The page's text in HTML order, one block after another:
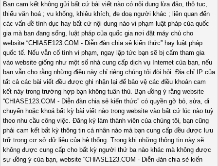
Bạn cam kết không gửi bất cứ bài viết nào có nội dung lừa đảo, thô tục,
thiếu văn hoá ; vu khống, khiêu khích, đe doạ người khác ; liên quan đến
các vấn đề tình dục hay bất cứ nội dung nào vi phạm luật pháp của quốc
gia mà bạn đang sống, luật pháp của quốc gia nơi đặt máy chủ cho
website “CHIASE123.COM - Diễn đàn chia sẻ kiến thức” hay luật pháp
quốc tế. Nếu vẫn cố tình vi phạm, ngay lập tức bạn sẽ bị cấm tham gia
vào website giống như một số nhà cung cấp dịch vụ Internet của bạn, nếu
bạn vẫn cho rằng những điều này chỉ riêng chúng tôi đòi hỏi. Địa chỉ IP của
tất cả các bài viết đều được ghi nhận lại để bảo vệ các điều khoản cam
kết này trong trường hợp bạn không tuân thủ. Bạn đồng ý rằng website
“CHIASE123.COM - Diễn đàn chia sẻ kiến thức” có quyền gỡ bỏ, sửa, di
chuyển hoặc khoá bất kỳ bài viết nào trong website vào bất cứ lúc nào tuỳ
theo nhu cầu công việc. Đăng ký làm thành viên của chúng tôi, bạn cũng
phải cam kết bất kỳ thông tin cá nhân nào mà bạn cung cấp đều được lưu
trữ trong cơ sở dữ liệu của hệ thống. Trong khi những thông tin này sẽ
không được cung cấp cho bất kỳ người thứ ba nào khác mà không được
sự đồng ý của bạn, website “CHIASE123.COM - Diễn đàn chia sẻ kiến